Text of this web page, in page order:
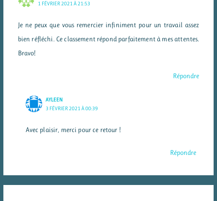
1 FÉVRIER 2021 À 21:53
Je ne peux que vous remercier infiniment pour un travail assez
bien réfléchi. Ce classement répond parfaitement à mes attentes.
Bravo!
Répondre
AYLEEN
3 FÉVRIER 2021 À 00:39
Avec plaisir, merci pour ce retour !
Répondre